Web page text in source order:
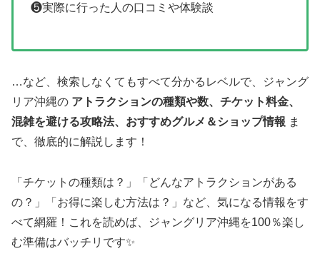
❺実際に行った人の口コミや体験談
…など、検索しなくてもすべて分かるレベルで、ジャング
リア沖縄の アトラクションの種類や数、チケット料金、
混雑を避ける攻略法、おすすめグルメ＆ショップ情報 ま
で、徹底的に解説します！
「チケットの種類は？」「どんなアトラクションがある
の？」「お得に楽しむ方法は？」など、気になる情報をす
べて網羅！これを読めば、ジャングリア沖縄を100％楽し
む準備はバッチリです✨